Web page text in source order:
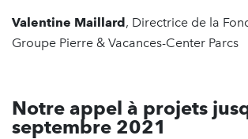
Valentine Maillard, Directrice de la
Groupe Pierre & Vacances-Center Parcs
Notre appel à projets
septembre 2021